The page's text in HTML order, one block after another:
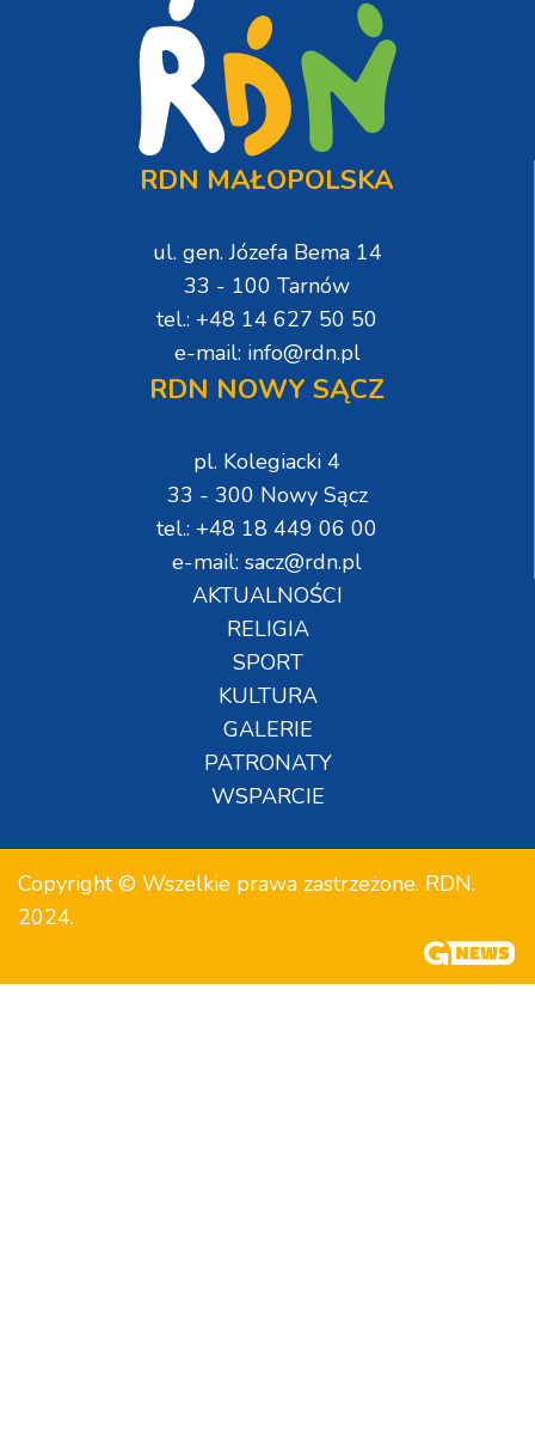
RDN MAŁOPOLSKA
ul. gen. Józefa Bema 14
33 - 100 Tarnów
tel.: +48 14 627 50 50
e-mail: info@rdn.pl
RDN NOWY SĄCZ
pl. Kolegiacki 4
33 - 300 Nowy Sącz
tel.: +48 18 449 06 00
e-mail: sacz@rdn.pl
AKTUALNOŚCI
RELIGIA
SPORT
KULTURA
GALERIE
PATRONATY
WSPARCIE
Copyright © Wszelkie prawa zastrzeżone. RDN.
2024.